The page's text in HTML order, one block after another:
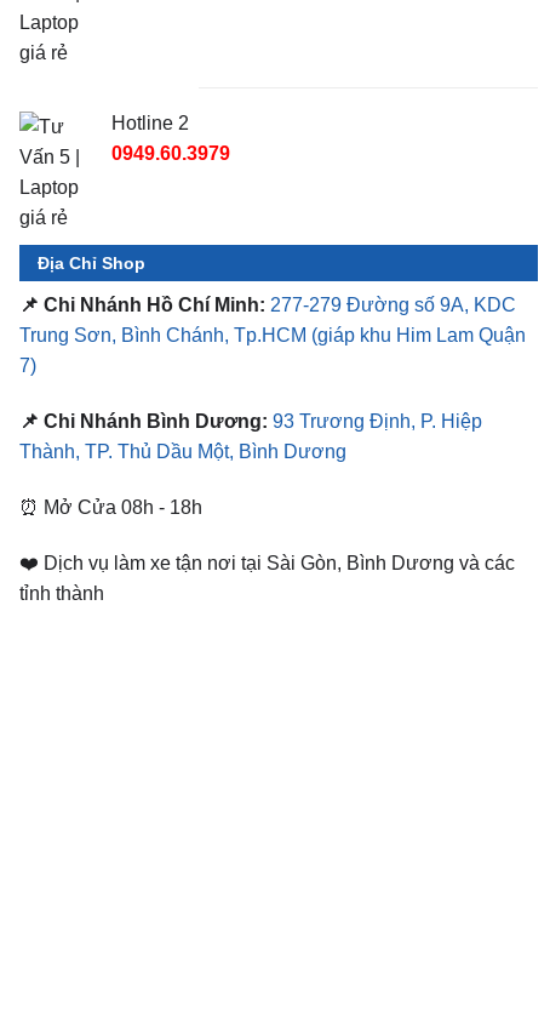
Hotline 2
0949.60.3979
Địa Chỉ Shop
📌 Chi Nhánh Hồ Chí Minh: 277-279 Đường số 9A, KDC
Trung Sơn, Bình Chánh, Tp.HCM (giáp khu Him Lam Quận
7)
📌 Chi Nhánh Bình Dương: 93 Trương Định, P. Hiệp
Thành, TP. Thủ Dầu Một, Bình Dương
⏰ Mở Cửa 08h - 18h
❤️ Dịch vụ làm xe tận nơi tại Sài Gòn, Bình Dương và các
tỉnh thành